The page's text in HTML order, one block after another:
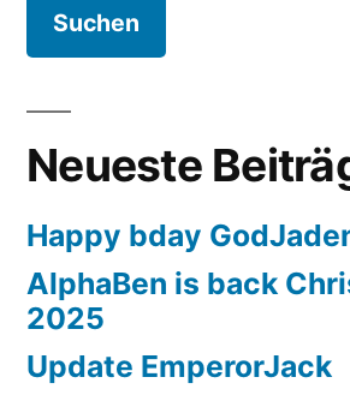
Neueste
Happy bday
AlphaBen is back
2025
Update EmperorJack